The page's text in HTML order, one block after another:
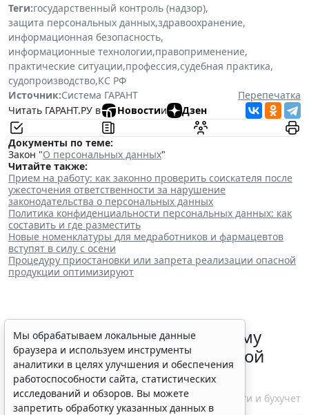
Теги:государственный контроль (надзор),
защита персональных данных,здравоохранение,
информационная безопасность,
информационные технологии,правоприменение,
практические ситуации,профессия,судебная практика,
судопроизводство,КС РФ
Источник:Система ГАРАНТ
Перепечатка
Читать ГАРАНТ.РУ в
Новостии Дзен
Документы по теме:
Закон "О персональных данных"
Читайте также:
Прием на работу: как законно проверить соискателя после
ужесточения ответственности за нарушение
законодательства о персональных данных
Политика конфиденциальности персональных данных: как
составить и где разместить
Новые номенклатуры для медработников и фармацевтов
вступят в силу с осени
Процедуру приостановки или запрета реализации опасной
продукции оптимизируют
ФНС России рассказала малому
бизнесу о порядке упрощенной
ликвидации компании
7 августа 2026 18:16 Налоги и бухучет
Мы обрабатываем локальные данные
браузера и используем инструменты
аналитики в целях улучшения и обеспечения
работоспособности сайта, статистических
исследований и обзоров. Вы можете
запретить обработку указанных данных в